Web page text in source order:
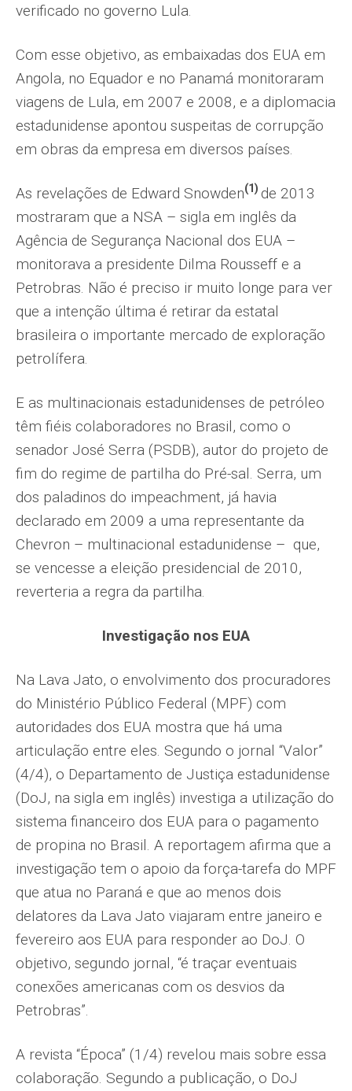
verificado no governo Lula.
Com esse objetivo, as embaixadas dos EUA em
Angola, no Equador e no Panamá monitoraram
viagens de Lula, em 2007 e 2008, e a diplomacia
estadunidense apontou suspeitas de corrupção
em obras da empresa em diversos países.
As revelações de Edward Snowden(1) de 2013
mostraram que a NSA – sigla em inglês da
Agência de Segurança Nacional dos EUA –
monitorava a presidente Dilma Rousseff e a
Petrobras. Não é preciso ir muito longe para ver
que a intenção última é retirar da estatal
brasileira o importante mercado de exploração
petrolífera.
E as multinacionais estadunidenses de petróleo
têm fiéis colaboradores no Brasil, como o
senador José Serra (PSDB), autor do projeto de
fim do regime de partilha do Pré-sal. Serra, um
dos paladinos do impeachment, já havia
declarado em 2009 a uma representante da
Chevron – multinacional estadunidense – que,
se vencesse a eleição presidencial de 2010,
reverteria a regra da partilha.
Investigação nos EUA
Na Lava Jato, o envolvimento dos procuradores
do Ministério Público Federal (MPF) com
autoridades dos EUA mostra que há uma
articulação entre eles. Segundo o jornal “Valor”
(4/4), o Departamento de Justiça estadunidense
(DoJ, na sigla em inglês) investiga a utilização do
sistema financeiro dos EUA para o pagamento
de propina no Brasil. A reportagem afirma que a
investigação tem o apoio da força-tarefa do MPF
que atua no Paraná e que ao menos dois
delatores da Lava Jato viajaram entre janeiro e
fevereiro aos EUA para responder ao DoJ. O
objetivo, segundo jornal, “é traçar eventuais
conexões americanas com os desvios da
Petrobras”.
A revista “Época” (1/4) revelou mais sobre essa
colaboração. Segundo a publicação, o DoJ